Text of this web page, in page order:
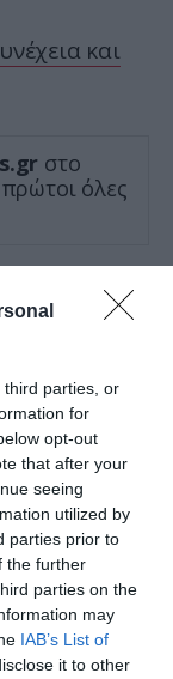
third parties, or
for
opt-out
that after your
seeing
utilized by
parties prior to
the further
parties on the
may
IAB’s List of
it to other
και
στο
όλες
,